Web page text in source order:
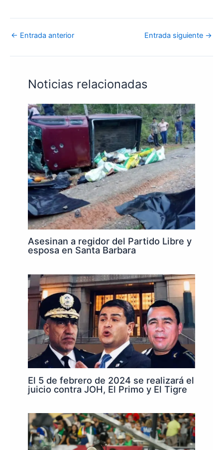
← Entrada anterior Entrada siguiente →
Noticias relacionadas
Asesinan a regidor del Partido Libre y
esposa en Santa Barbara
El 5 de febrero de 2024 se realizará el
juicio contra JOH, El Primo y El Tigre